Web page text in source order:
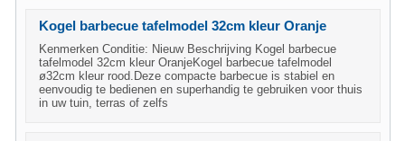
Kogel barbecue tafelmodel 32cm kleur Oranje
Kenmerken Conditie: Nieuw Beschrijving Kogel barbecue
tafelmodel 32cm kleur OranjeKogel barbecue tafelmodel
ø32cm kleur rood.Deze compacte barbecue is stabiel en
eenvoudig te bedienen en superhandig te gebruiken voor thuis
in uw tuin, terras of zelfs